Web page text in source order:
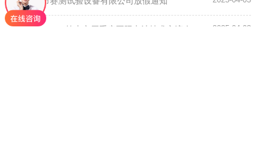
2025-04-03